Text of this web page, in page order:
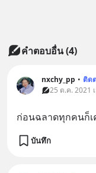
คำตอบอื่น(4)
nxchy_pp • ติด
25 ต.ค. 2021
ก่อนฉลาดทุกคนก็เ
บันทึก